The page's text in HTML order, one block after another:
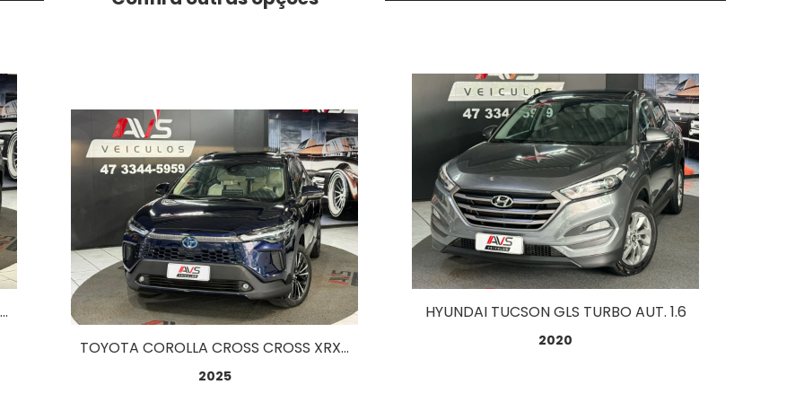
JEEP COMPASS LONG. T270 TB 4X2 FLEX AUT. 1.3
TOYOTA COROLLA CROSS CROSS XRX AUT. (HIBRIDO) 1.8
2025
HYUNDAI TUCSON GLS TURBO AUT. 1.6
2020